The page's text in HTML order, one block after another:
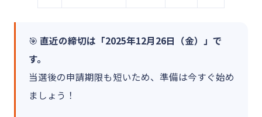
🎯 直近の締切は「2025年12月26日（金）」で
す。
当選後の申請期限も短いため、準備は今すぐ始め
ましょう！